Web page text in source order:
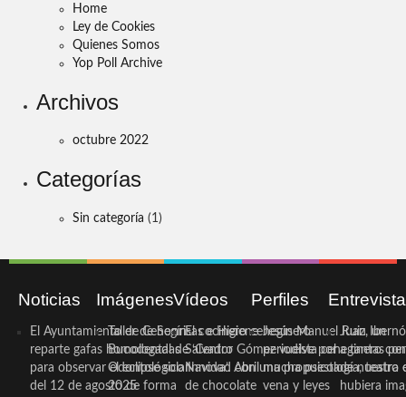
Home
Ley de Cookies
Quienes Somos
Yop Poll Archive
Archivos
octubre 2022
Categorías
Sin categoría (1)
Noticias
El Ayuntamiento de Cehegín
reparte gafas homologadas
para observar el eclipse solar
del 12 de agosto de forma
Imágenes
Taller de Sonrisas e Higiene
Bucodental de ‘Centro
Odontológico Innova’. Abril
2025
Vídeos
El cocinero ceheginero
Salvador Gómez vuelve por
Navidad con una propuesta
de chocolate
Perfiles
Jesús Manuel Ruiz, un
periodista ceheginero con
mucha psicología, teatro
vena y leyes
Juan
a tantas
de nuestra
hubiera